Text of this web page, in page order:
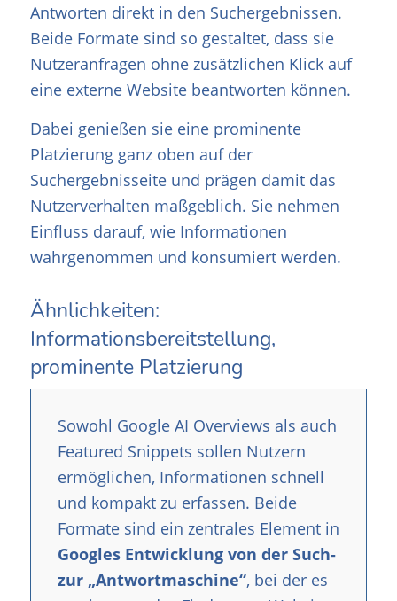
Antworten direkt in den Suchergebnissen.
Beide Formate sind so gestaltet, dass sie
Nutzeranfragen ohne zusätzlichen Klick auf
eine externe Website beantworten können.
Dabei genießen sie eine prominente
Platzierung ganz oben auf der
Suchergebnisseite und prägen damit das
Nutzerverhalten maßgeblich. Sie nehmen
Einfluss darauf, wie Informationen
wahrgenommen und konsumiert werden.
Ähnlichkeiten:
Informationsbereitstellung,
prominente Platzierung
Sowohl Google AI Overviews als auch
Featured Snippets sollen Nutzern
ermöglichen, Informationen schnell
und kompakt zu erfassen. Beide
Formate sind ein zentrales Element in
Googles Entwicklung von der Such-
zur „Antwortmaschine“, bei der es